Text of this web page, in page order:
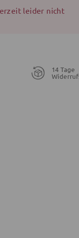
leider nicht
14 Tage